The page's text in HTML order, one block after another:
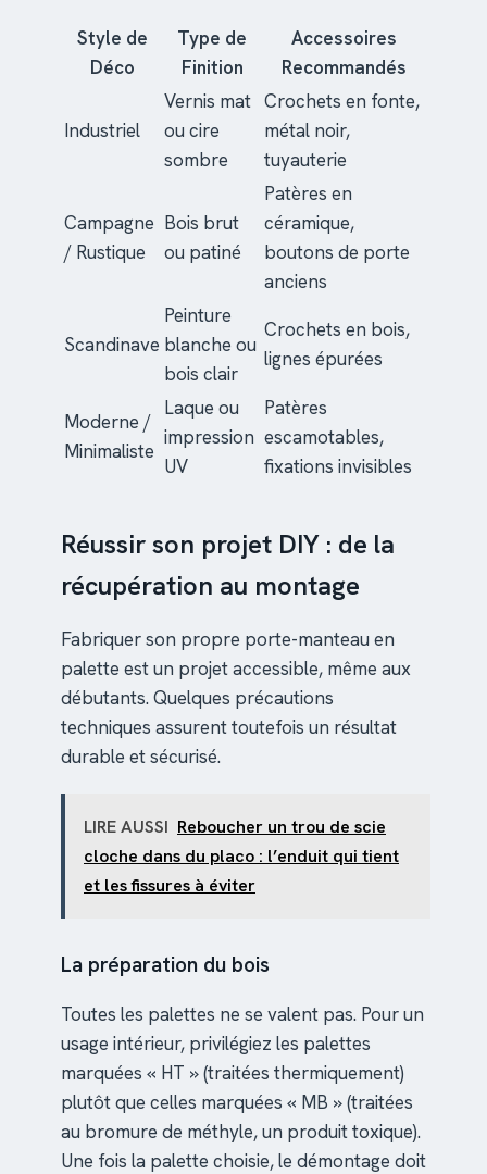
Style de
Déco
Type de
Finition
Accessoires
Recommandés
Industriel
Vernis mat
ou cire
sombre
Crochets en fonte,
métal noir,
tuyauterie
Campagne
/ Rustique
Bois brut
ou patiné
Patères en
céramique,
boutons de porte
anciens
Scandinave
Peinture
blanche ou
bois clair
Crochets en bois,
lignes épurées
Moderne /
Minimaliste
Laque ou
impression
UV
Patères
escamotables,
fixations invisibles
Réussir son projet DIY : de la
récupération au montage
Fabriquer son propre porte-manteau en
palette est un projet accessible, même aux
débutants. Quelques précautions
techniques assurent toutefois un résultat
durable et sécurisé.
LIRE AUSSI Reboucher un trou de scie
cloche dans du placo : l’enduit qui tient
et les fissures à éviter
La préparation du bois
Toutes les palettes ne se valent pas. Pour un
usage intérieur, privilégiez les palettes
marquées « HT » (traitées thermiquement)
plutôt que celles marquées « MB » (traitées
au bromure de méthyle, un produit toxique).
Une fois la palette choisie, le démontage doit